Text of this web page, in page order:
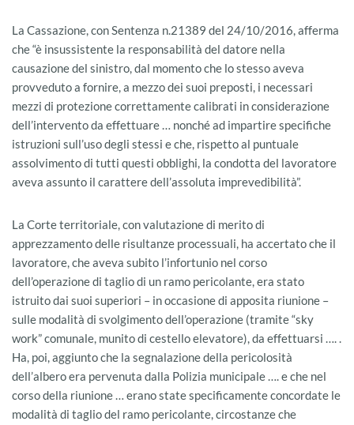
La Cassazione, con Sentenza n.21389 del 24/10/2016, afferma
che “è insussistente la responsabilità del datore nella
causazione del sinistro, dal momento che lo stesso aveva
provveduto a fornire, a mezzo dei suoi preposti, i necessari
mezzi di protezione correttamente calibrati in considerazione
dell’intervento da effettuare … nonché ad impartire specifiche
istruzioni sull’uso degli stessi e che, rispetto al puntuale
assolvimento di tutti questi obblighi, la condotta del lavoratore
aveva assunto il carattere dell’assoluta imprevedibilità”.
La Corte territoriale, con valutazione di merito di
apprezzamento delle risultanze processuali, ha accertato che il
lavoratore, che aveva subito l’infortunio nel corso
dell’operazione di taglio di un ramo pericolante, era stato
istruito dai suoi superiori – in occasione di apposita riunione –
sulle modalità di svolgimento dell’operazione (tramite “sky
work” comunale, munito di cestello elevatore), da effettuarsi …. .
Ha, poi, aggiunto che la segnalazione della pericolosità
dell’albero era pervenuta dalla Polizia municipale …. e che nel
corso della riunione … erano state specificamente concordate le
modalità di taglio del ramo pericolante, circostanze che